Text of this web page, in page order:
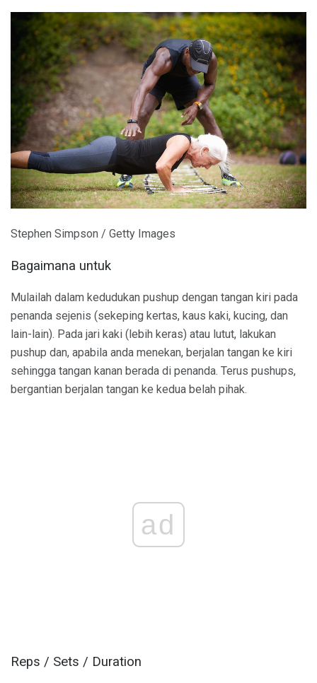
Stephen Simpson / Getty Images
Bagaimana untuk
Mulailah dalam kedudukan pushup dengan tangan kiri pada
penanda sejenis (sekeping kertas, kaus kaki, kucing, dan
lain-lain). Pada jari kaki (lebih keras) atau lutut, lakukan
pushup dan, apabila anda menekan, berjalan tangan ke kiri
sehingga tangan kanan berada di penanda. Terus pushups,
bergantian berjalan tangan ke kedua belah pihak.
ad
Reps / Sets / Duration